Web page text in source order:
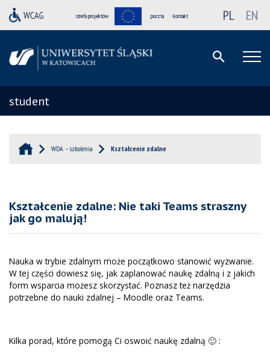
strefa projektów poczta kontakt PL EN
student
WDA – szkolenia Kształcenie zdalne
Kształcenie zdalne: Nie taki Teams straszny
jak go malują!
Nauka w trybie zdalnym może początkowo stanowić wyzwanie.
W tej części dowiesz się, jak zaplanować naukę zdalną i z jakich
form wsparcia możesz skorzystać. Poznasz też narzędzia
potrzebne do nauki zdalnej – Moodle oraz Teams.
Kilka porad, które pomogą Ci oswoić naukę zdalną 🙂 :